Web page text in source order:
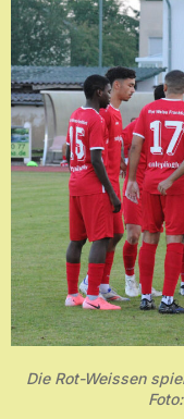
Die Rot-Weissen